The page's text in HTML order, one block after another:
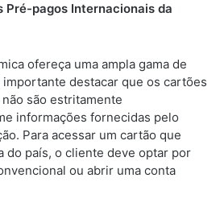
Pré-pagos Internacionais da
ofereça uma ampla gama de
destacar que os cartões
são estritamente
informações fornecidas pelo
Para acessar um cartão que
do país, o cliente deve optar por
ou abrir uma conta